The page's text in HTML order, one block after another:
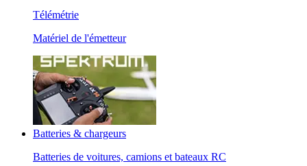
Télémétrie
Matériel de l'émetteur
Batteries & chargeurs
Batteries de voitures, camions et bateaux RC